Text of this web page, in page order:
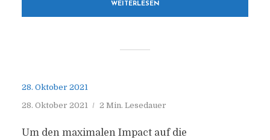
WEITERLESEN
28. Oktober 2021
28. Oktober 2021
2 Min. Lesedauer
Um den maximalen Impact auf die